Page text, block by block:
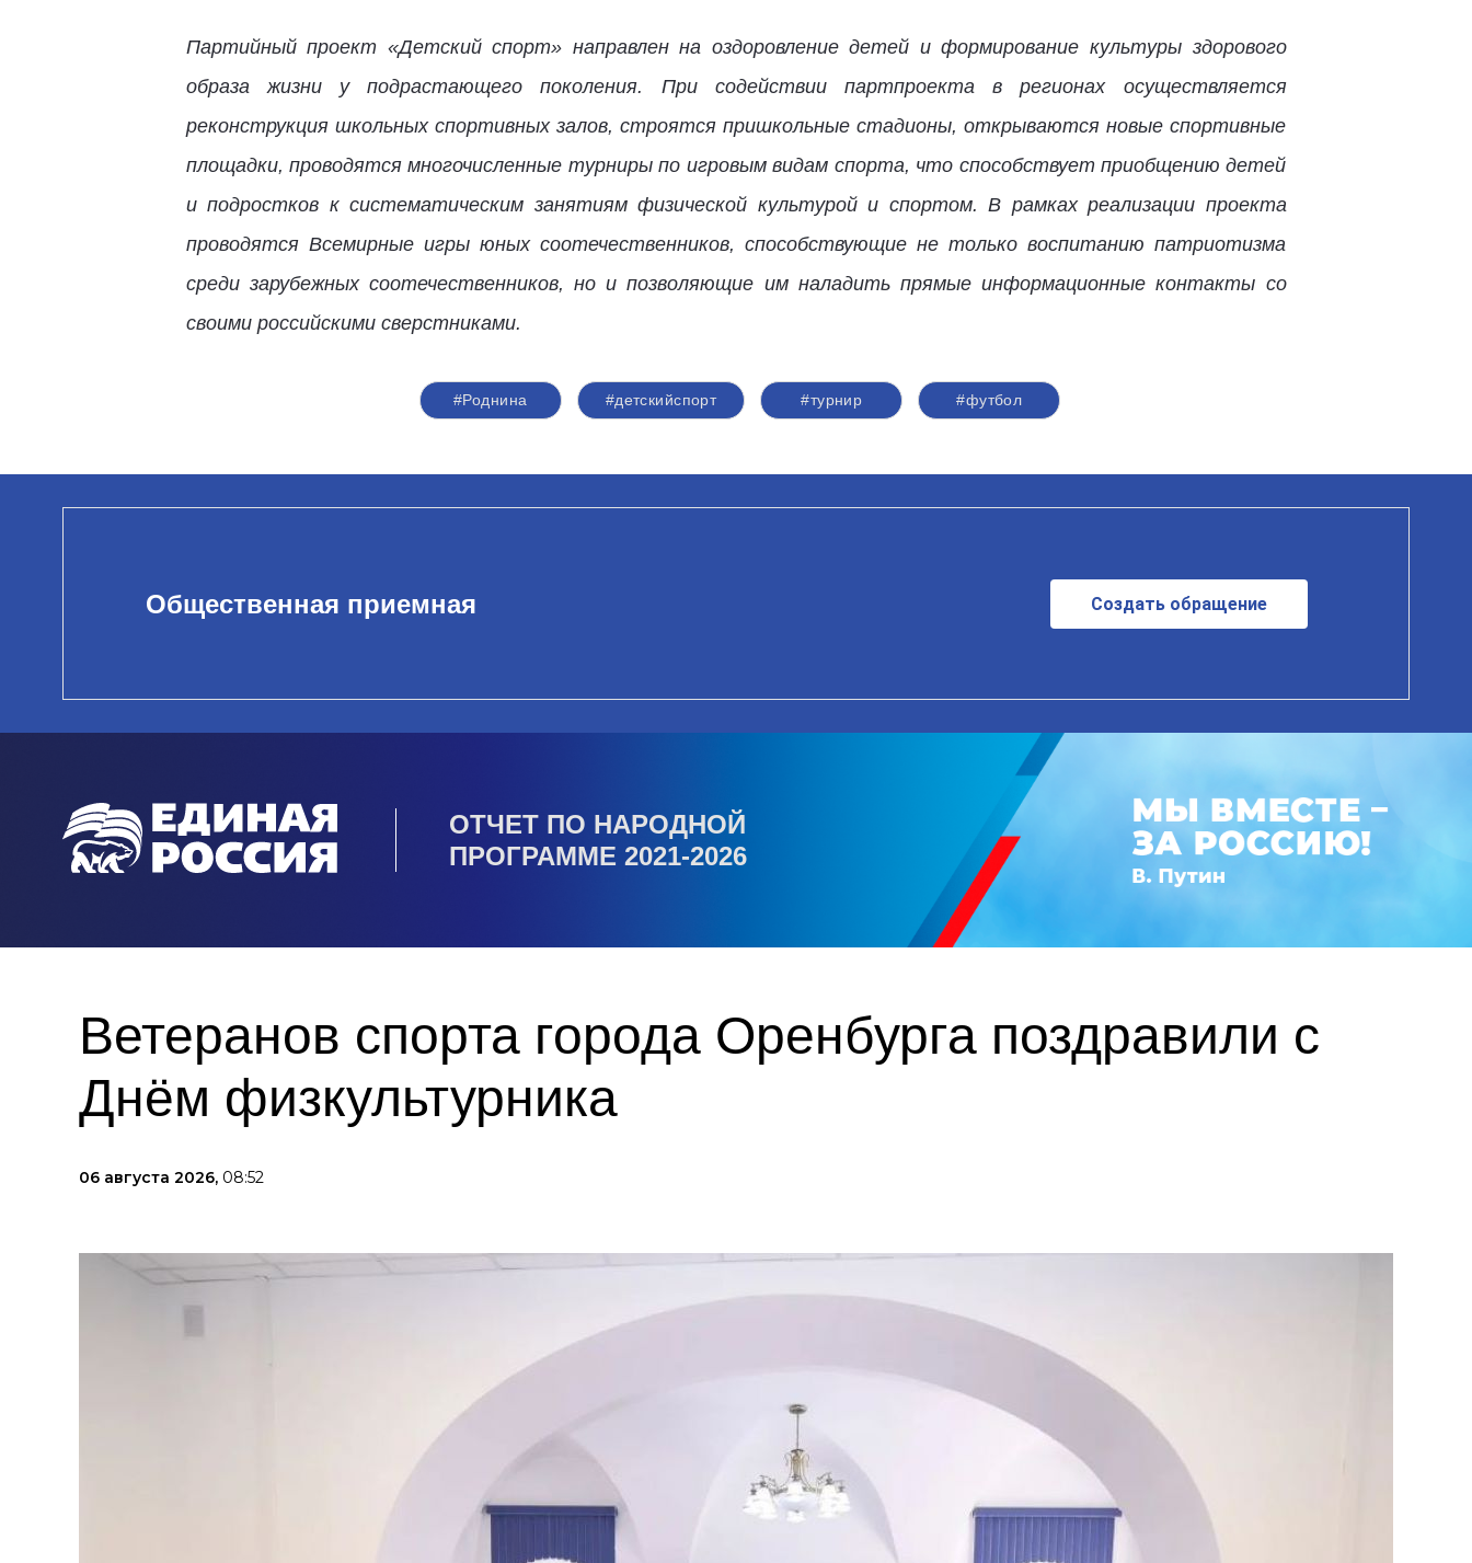
Партийный проект «Детский спорт» направлен на оздоровление детей и формирование культуры здорового
образа жизни у подрастающего поколения. При содействии партпроекта в регионах осуществляется
реконструкция школьных спортивных залов, строятся пришкольные стадионы, открываются новые спортивные
площадки, проводятся многочисленные турниры по игровым видам спорта, что способствует приобщению детей
и подростков к систематическим занятиям физической культурой и спортом. В рамках реализации проекта
проводятся Всемирные игры юных соотечественников, способствующие не только воспитанию патриотизма
среди зарубежных соотечественников, но и позволяющие им наладить прямые информационные контакты со
своими российскими сверстниками.
#Роднина #детскийспорт #турнир #футбол
Общественная приемная Создать обращение
ОТЧЕТ ПО НАРОДНОЙ
ПРОГРАММЕ 2021-2026
Ветеранов спорта города Оренбурга поздравили с
Днём физкультурника
06 августа 2026, 08:52